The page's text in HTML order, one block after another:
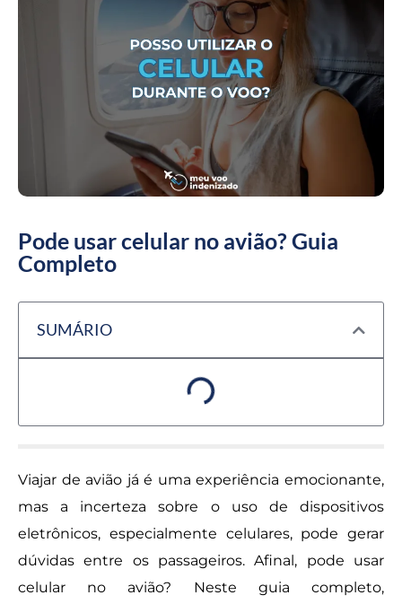
Pode usar celular no avião? Guia
Completo
SUMÁRIO
Viajar de avião já é uma experiência emocionante,
mas a incerteza sobre o uso de dispositivos
eletrônicos, especialmente celulares, pode gerar
dúvidas entre os passageiros. Afinal, pode usar
celular no avião? Neste guia completo,